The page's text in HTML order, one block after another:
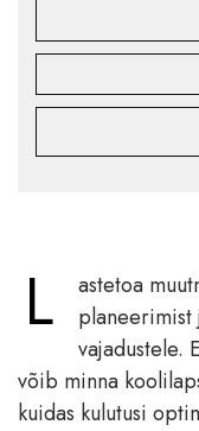
L
astetoa
planeerimist
vajadustele.
võib minna
kuidas kulutusi